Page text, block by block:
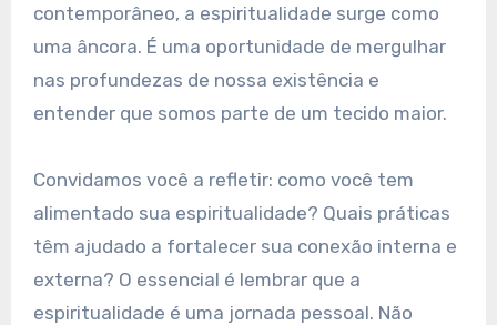
contemporâneo, a espiritualidade surge como
uma âncora. É uma oportunidade de mergulhar
nas profundezas de nossa existência e
entender que somos parte de um tecido maior.
Convidamos você a refletir: como você tem
alimentado sua espiritualidade? Quais práticas
têm ajudado a fortalecer sua conexão interna e
externa? O essencial é lembrar que a
espiritualidade é uma jornada pessoal. Não